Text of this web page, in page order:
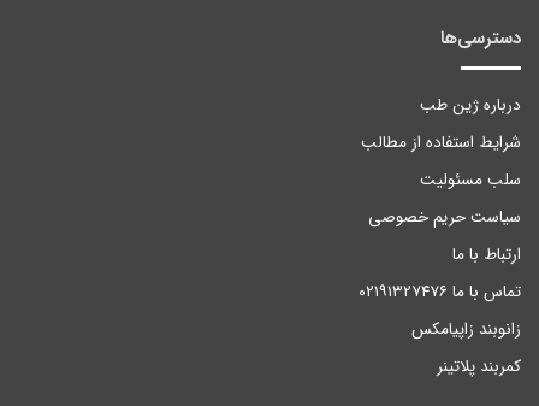
دسترسی‌ها
درباره ژین طب
شرایط استفاده از مطالب
سلب مسئولیت
سیاست حریم خصوصی
ارتباط با ما
تماس با ما ۰۲۱۹۱۳۲۷۴۷۶
زانوبند زاپیامکس
کمربند پلاتینر